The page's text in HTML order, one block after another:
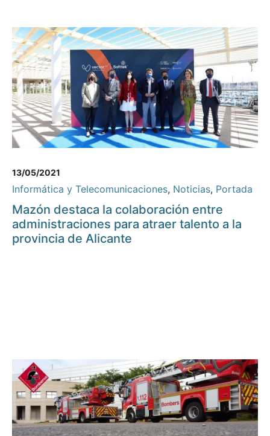
13/05/2021
Informática y Telecomunicaciones, Noticias, Portada
Mazón destaca la colaboración entre
administraciones para atraer talento a la
provincia de Alicante